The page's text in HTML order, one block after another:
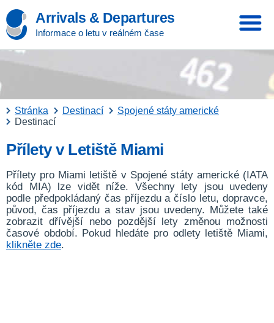
Arrivals & Departures
Informace o letu v reálném čase
Stránka Destinací
Spojené státy americké
Destinací
Přílety v Letiště Miami
Přílety pro Miami letiště v Spojené státy americké (IATA
kód MIA) lze vidět níže. Všechny lety jsou uvedeny
podle předpokládaný čas příjezdu a číslo letu, dopravce,
původ, čas příjezdu a stav jsou uvedeny. Můžete také
zobrazit dřívější nebo pozdější lety změnou možnosti
časové období. Pokud hledáte pro odlety letiště Miami,
klikněte zde.